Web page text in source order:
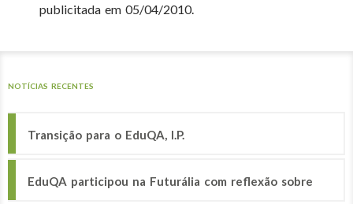
publicitada em 05/04/2010.
NOTÍCIAS RECENTES
Transição para o EduQA, I.P.
EduQA participou na Futurália com reflexão sobre